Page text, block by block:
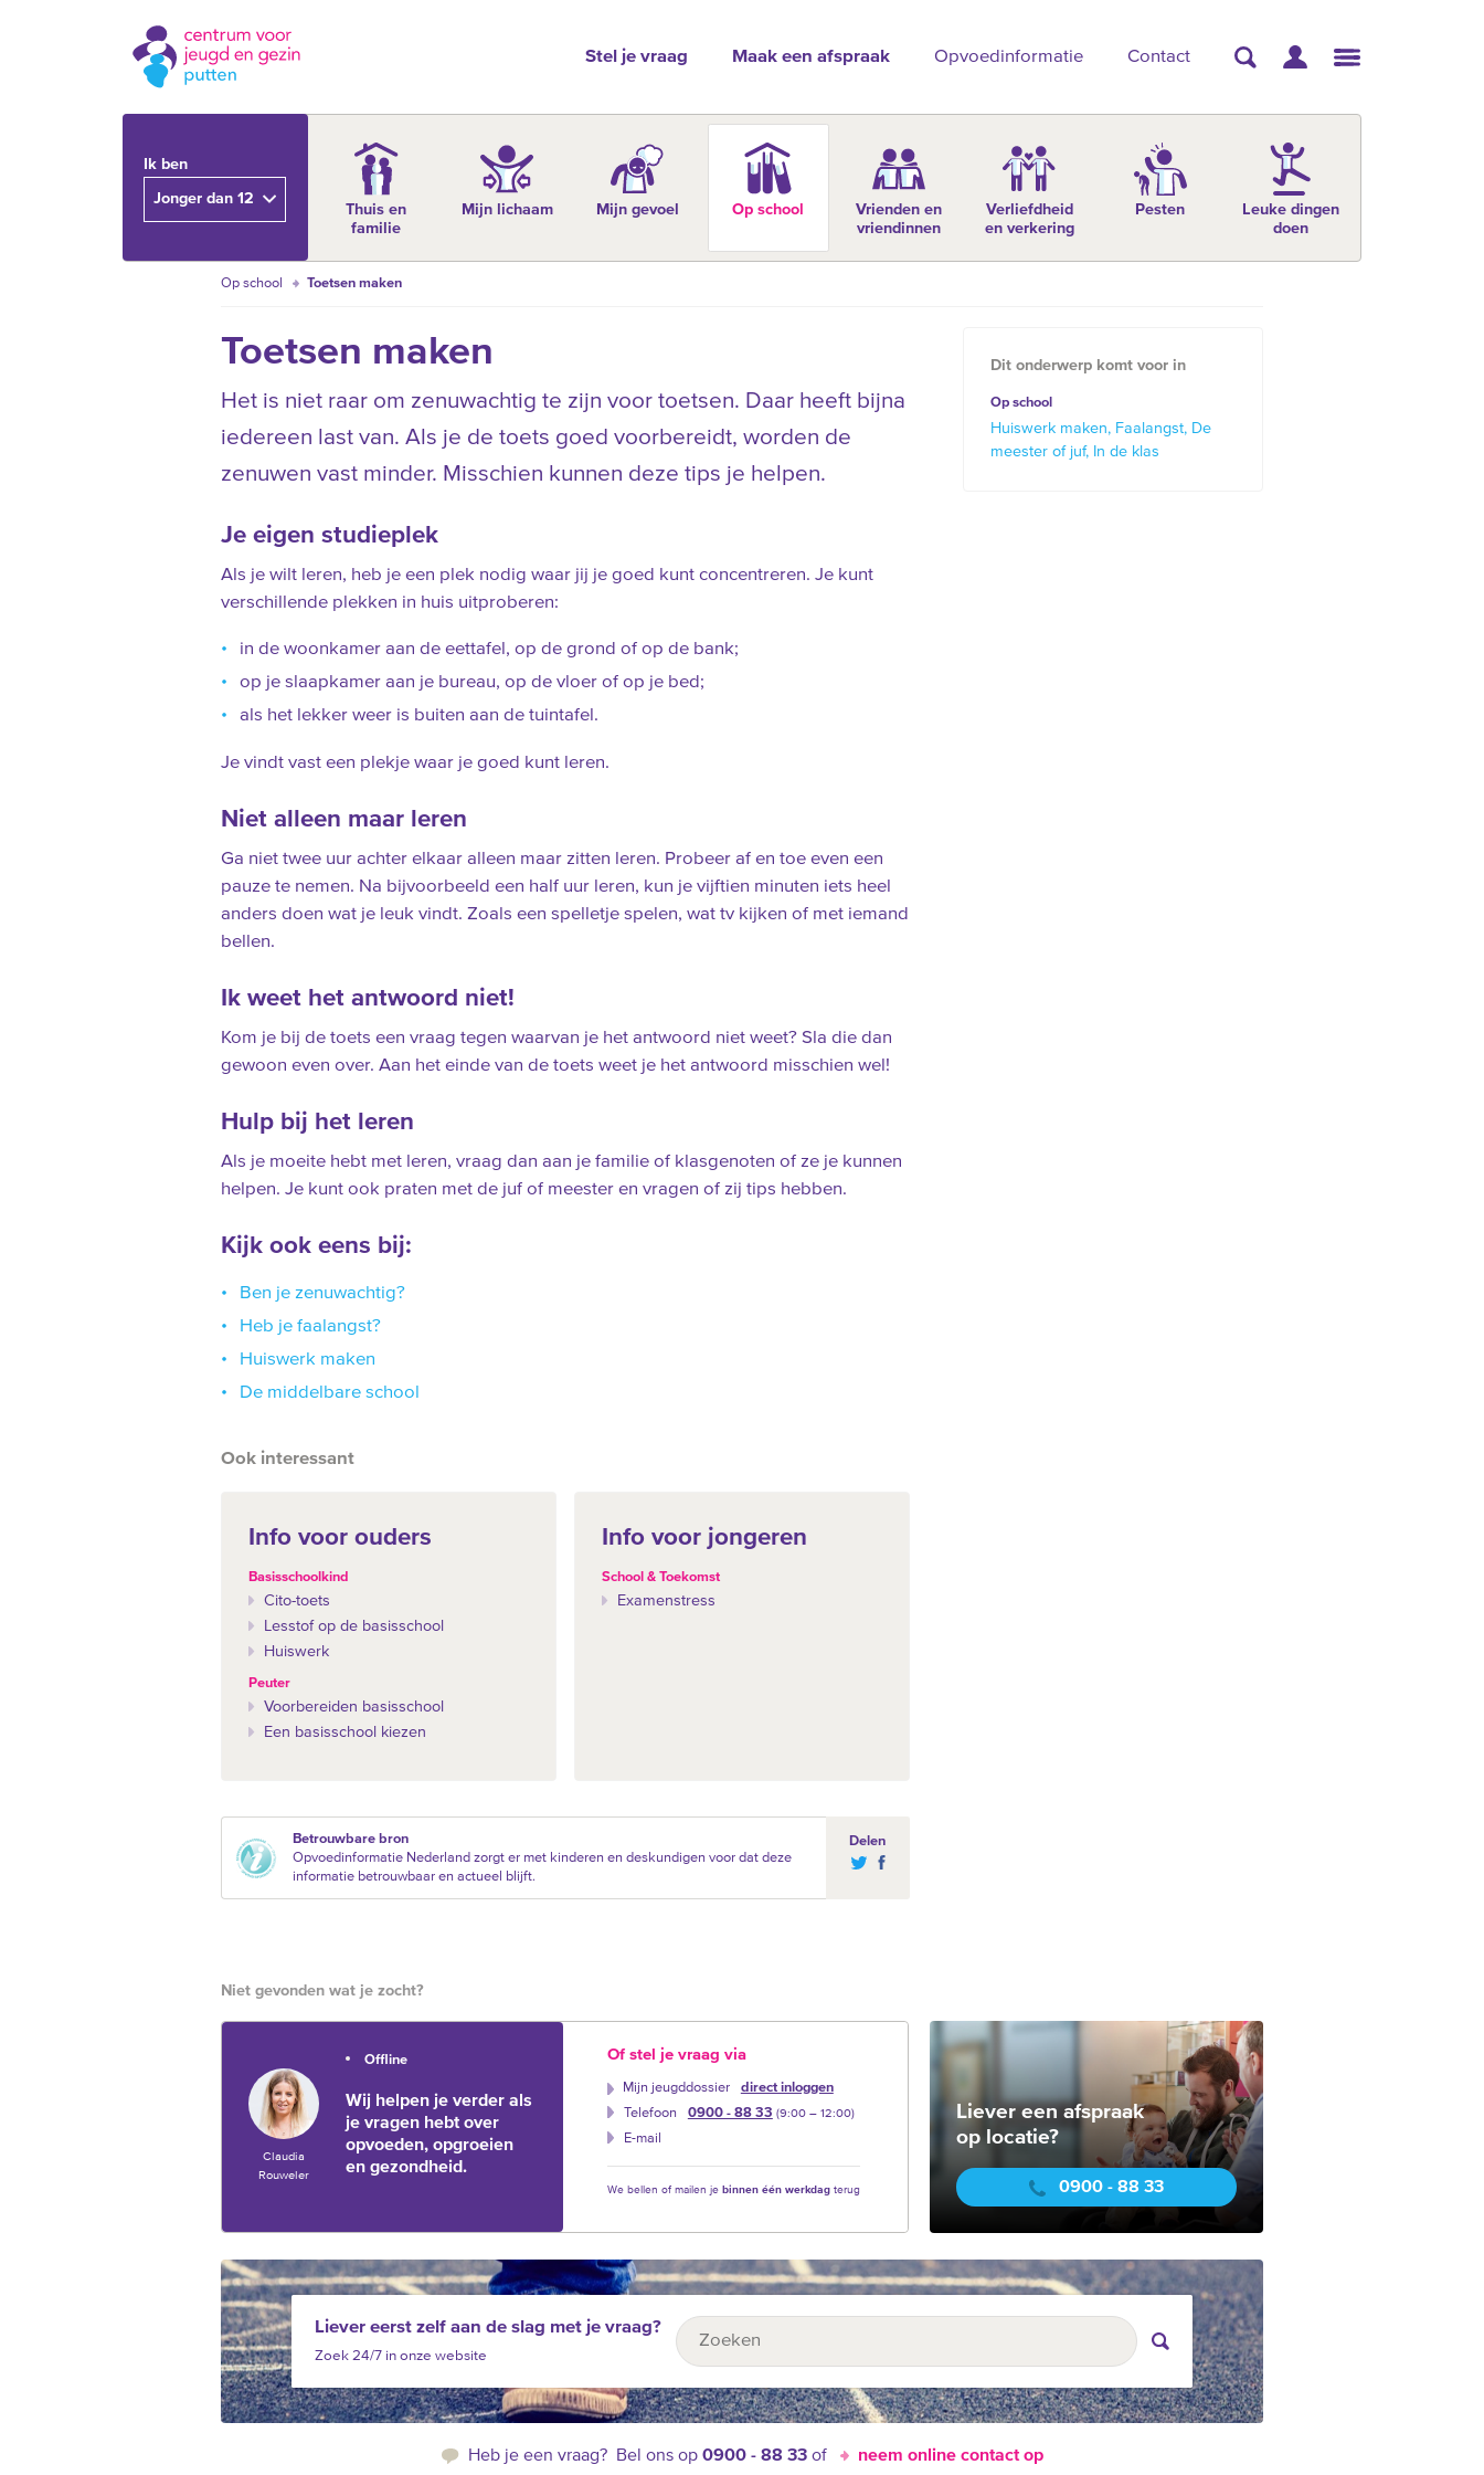
Stel je vraag Maak een afspraak Opvoedinformatie Contact
Ik ben
Jonger dan 12
Thuis en
familie
Mijn lichaam Mijn gevoel Op school
Vrienden en
vriendinnen
Verliefdheid
en verkering
Pesten
Leuke dingen
doen
Op school Toetsen maken
Toetsen maken
Het is niet raar om zenuwachtig te zijn voor toetsen. Daar heeft bijna
iedereen last van. Als je de toets goed voorbereidt, worden de
zenuwen vast minder. Misschien kunnen deze tips je helpen.
Je eigen studieplek
Als je wilt leren, heb je een plek nodig waar jij je goed kunt concentreren. Je kunt
verschillende plekken in huis uitproberen:
in de woonkamer aan de eettafel, op de grond of op de bank;
op je slaapkamer aan je bureau, op de vloer of op je bed;
als het lekker weer is buiten aan de tuintafel.
Je vindt vast een plekje waar je goed kunt leren.
Niet alleen maar leren
Ga niet twee uur achter elkaar alleen maar zitten leren. Probeer af en toe even een
pauze te nemen. Na bijvoorbeeld een half uur leren, kun je vijftien minuten iets heel
anders doen wat je leuk vindt. Zoals een spelletje spelen, wat tv kijken of met iemand
bellen.
Ik weet het antwoord niet!
Kom je bij de toets een vraag tegen waarvan je het antwoord niet weet? Sla die dan
gewoon even over. Aan het einde van de toets weet je het antwoord misschien wel!
Hulp bij het leren
Als je moeite hebt met leren, vraag dan aan je familie of klasgenoten of ze je kunnen
helpen. Je kunt ook praten met de juf of meester en vragen of zij tips hebben.
Kijk ook eens bij:
Ben je zenuwachtig?
Heb je faalangst?
Huiswerk maken
De middelbare school
Ook interessant
Info voor ouders
Basisschoolkind
Cito-toets
Lesstof op de basisschool
Huiswerk
Peuter
Voorbereiden basisschool
Een basisschool kiezen
Info voor jongeren
School & Toekomst
Examenstress
Betrouwbare bron
Opvoedinformatie Nederland zorgt er met kinderen en deskundigen voor dat deze
informatie betrouwbaar en actueel blijft.
Delen
Dit onderwerp komt voor in
Op school
Huiswerk maken Faalangst
De
meester of juf
In de klas
Niet gevonden wat je zocht?
Claudia
Rouweler
Offline
Wij helpen je verder als
je vragen hebt over
opvoeden, opgroeien
en gezondheid.
Of stel je vraag via
Mijn jeugddossier
direct inloggen
Telefoon
0900 - 88 33 (9:00 –‍ 12:00)
E-mail
We bellen of mailen je binnen één werkdagterug
Liever een afspraak
op locatie?
0900 - 88 33
Liever eerst zelf aan de slag met je vraag?
Zoek 24/7 in onze website
Heb je een vraag? Bel ons op 0900 - 88 33of neem online contact op